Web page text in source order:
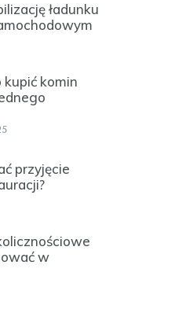
ładunku
komin
przyjęcie
w